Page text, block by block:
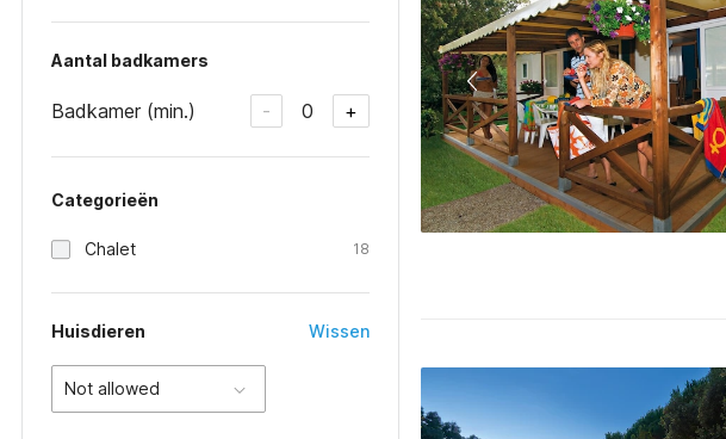
Aantal badkamers
Badkamer (min.) - 0 +
Categorieën
Chalet 18
Huisdieren Wissen
Not allowed